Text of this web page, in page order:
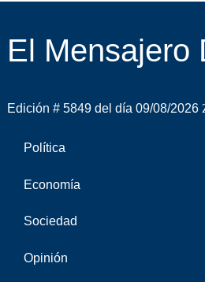
El Mensajero
Edición # 5849 del día 09/08/2026
Política
Economía
Sociedad
Opinión